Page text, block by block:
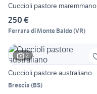
Cuccioli pastore maremmano
250 €
Ferrara di Monte Baldo(VR)
2
Cuccioli pastore australiano
Brescia (BS)